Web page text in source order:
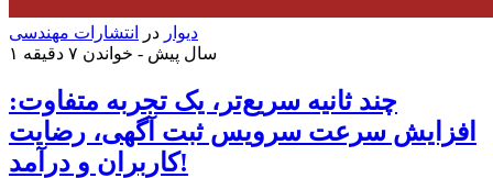
دیوار در
انتشارات مهندسی
۱ سال پیش - خواندن ۷ دقیقه
چند ثانیه سریع‌تر، یک تجربه متفاوت:
افزایش سرعت سرویس ثبت آگهی، رضایت
کاربران و درآمد!